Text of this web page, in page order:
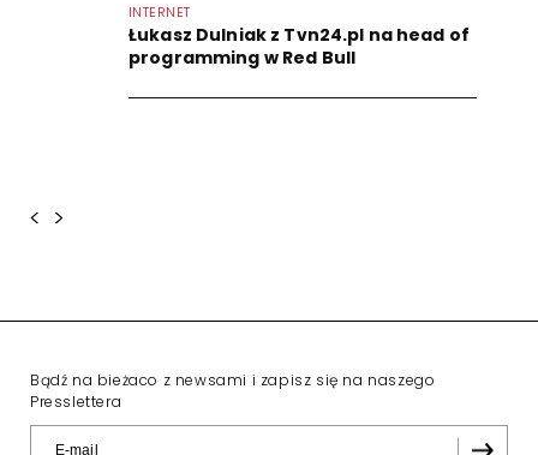
INTERNET
Łukasz Dulniak z Tvn24.pl na head of
programming w Red Bull
< >
Bądź na bieżaco z newsami i zapisz się na naszego
Presslettera